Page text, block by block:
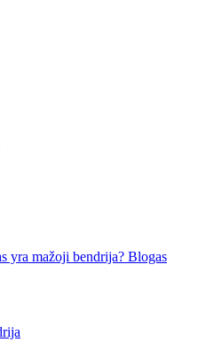
yra mažoji bendrija? Blogas